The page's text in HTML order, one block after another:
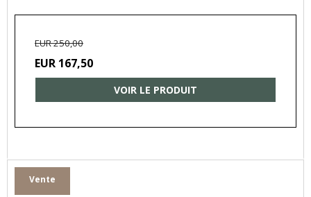
EUR 250,00
EUR 167,50
VOIR LE PRODUIT
Vente